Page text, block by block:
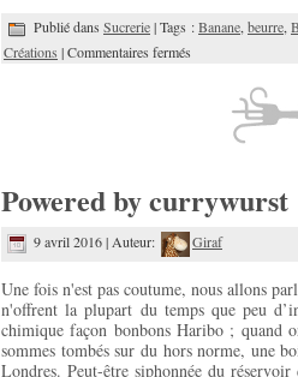
Publié dans Sucrerie| Tags :Banane beurre
Créations |Commentaires fermés
Powered by currywurst
9 avril 2016 | Auteur: Giraf
Une fois n'est pas coutume, nous allons
n'offrent la plupart du temps que peu
chimique façon bonbons Haribo ; quand
sommes tombés sur du hors norme, une
Londres. Peut-être siphonnée du